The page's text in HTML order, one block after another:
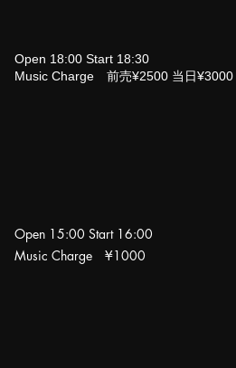
Open 18:00 Start 18:30
Music Charge 前売¥2500 当日¥3000
Open 15:00 Start 16:00
Music Charge ¥1000